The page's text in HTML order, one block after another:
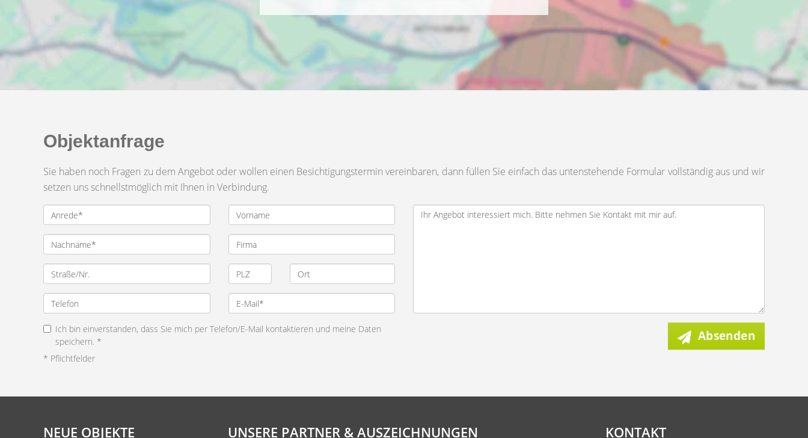
Objektanfrage
Sie haben noch Fragen zu dem Angebot oder wollen einen Besichtigungstermin vereinbaren, dann füllen Sie einfach das untenstehende Formular vollständig aus und wir
setzen uns schnellstmöglich mit Ihnen in Verbindung.
Ich bin einverstanden, dass Sie mich per Telefon/E-Mail kontaktieren und meine Daten
speichern. *
* Pflichtfelder
Absenden
NEUE OBJEKTE UNSERE PARTNER & AUSZEICHNUNGEN KONTAKT